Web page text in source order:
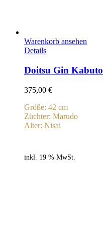
Warenkorb ansehen
Details
Doitsu Gin Kabuto
375,00 €
Größe: 42 cm
Züchter: Marudo
Alter: Nisai
inkl. 19 % MwSt.